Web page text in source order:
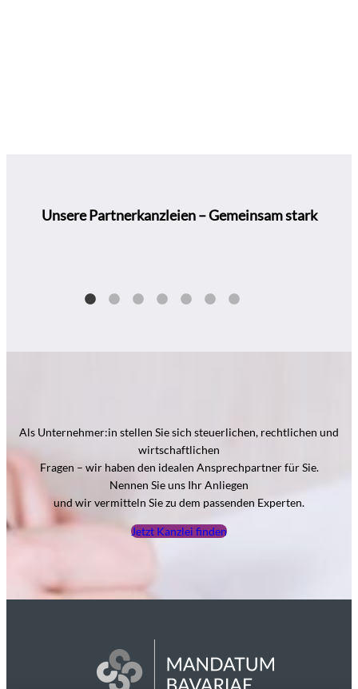
Unsere Partnerkanzleien – Gemeinsam stark
Als Unternehmer:in stellen Sie sich steuerlichen, rechtlichen und
wirtschaftlichen
Fragen – wir haben den idealen Ansprechpartner für Sie.
Nennen Sie uns Ihr Anliegen
und wir vermitteln Sie zu dem passenden Experten.
Jetzt Kanzlei finden